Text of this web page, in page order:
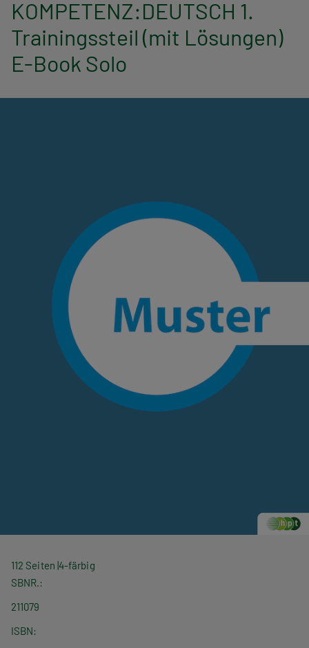
n
a
v
i
KOMPETENZ:DEUTSCH 1.
Trainingssteil (mit Lösungen)
E-Book Solo
112 Seiten 4-färbig
SBNR.
211079
ISBN